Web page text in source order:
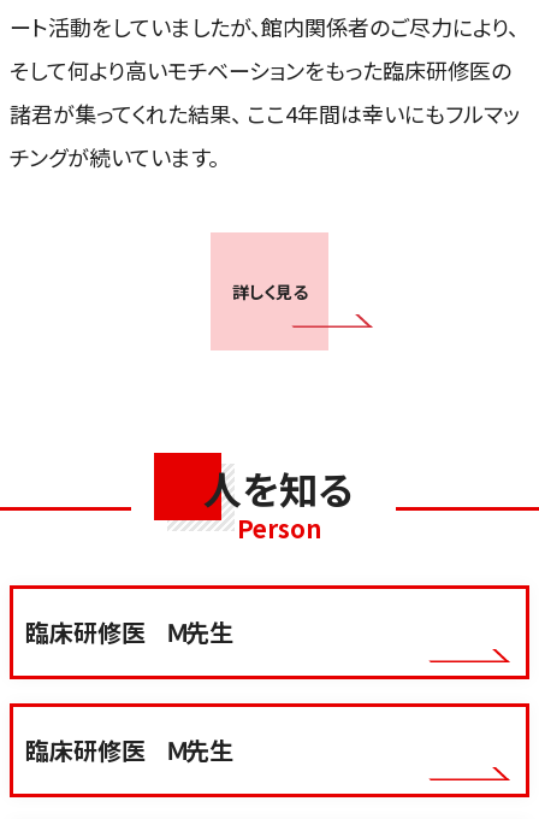
ート活動をしていましたが、館内関係者のご尽力により、
そして何より高いモチベーションをもった臨床研修医の
諸君が集ってくれた結果、 ここ4年間は幸いにもフルマッ
チングが続いています。
詳しく見る
人を知る
Person
臨床研修医 Ｍ先生
臨床研修医 Ｍ先生